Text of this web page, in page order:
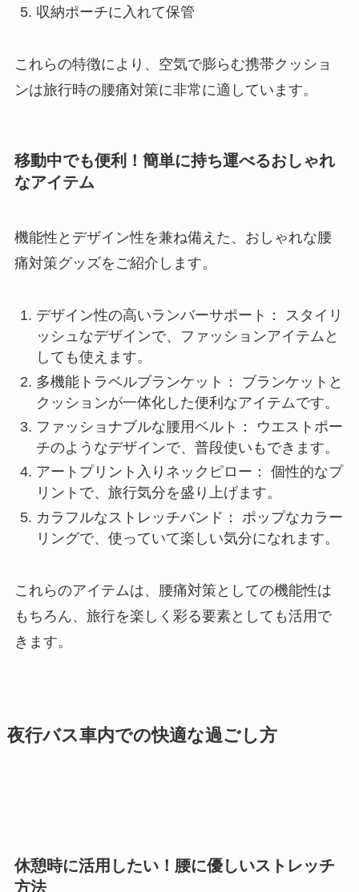
収納ポーチに入れて保管
これらの特徴により、空気で膨らむ携帯クッショ
ンは旅行時の腰痛対策に非常に適しています。
移動中でも便利！簡単に持ち運べるおしゃれ
なアイテム
機能性とデザイン性を兼ね備えた、おしゃれな腰
痛対策グッズをご紹介します。
デザイン性の高いランバーサポート： スタイリ
ッシュなデザインで、ファッションアイテムと
しても使えます。
多機能トラベルブランケット： ブランケットと
クッションが一体化した便利なアイテムです。
ファッショナブルな腰用ベルト： ウエストポー
チのようなデザインで、普段使いもできます。
アートプリント入りネックピロー： 個性的なプ
リントで、旅行気分を盛り上げます。
カラフルなストレッチバンド： ポップなカラー
リングで、使っていて楽しい気分になれます。
これらのアイテムは、腰痛対策としての機能性は
もちろん、旅行を楽しく彩る要素としても活用で
きます。
夜行バス車内での快適な過ごし方
休憩時に活用したい！腰に優しいストレッチ
方法